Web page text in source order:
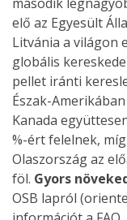
elő az Egyesült
Litvánia a világon
globális
pellet iránti
Észak-
Kanada
%-ért felelnek,
Olaszország az
föl. Gyors
OSB lapról